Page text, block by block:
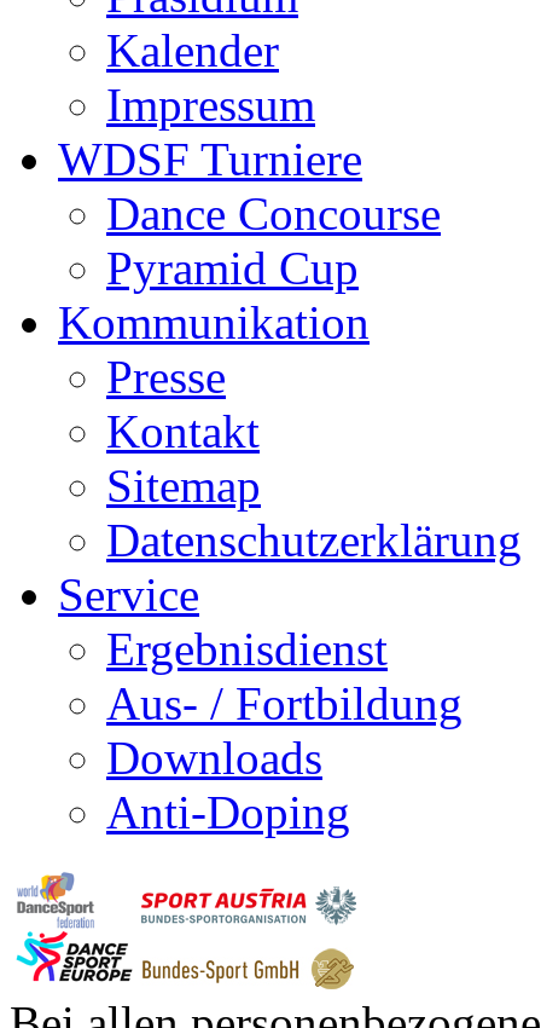
Kalender
Impressum
WDSF Turniere
Dance Concourse
Pyramid Cup
Kommunikation
Presse
Kontakt
Sitemap
Datenschutzerklärung
Service
Ergebnisdienst
Aus- / Fortbildung
Downloads
Anti-Doping